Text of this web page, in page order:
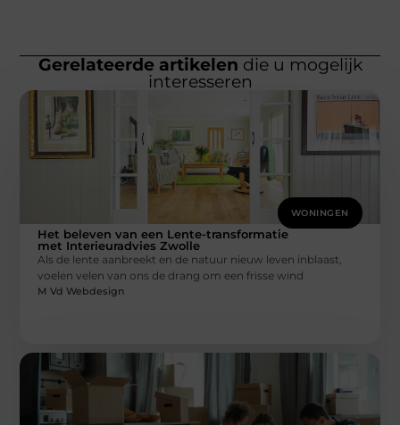
Gerelateerde artikelen die u mogelijk
interesseren
WONINGEN
Het beleven van een Lente-transformatie
met Interieuradvies Zwolle
Als de lente aanbreekt en de natuur nieuw leven inblaast,
voelen velen van ons de drang om een frisse wind
M Vd Webdesign